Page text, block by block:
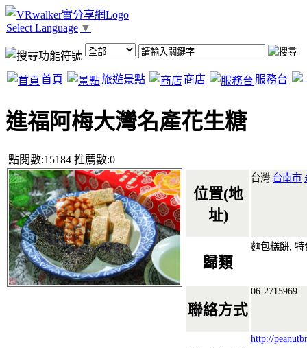
Select Language ▼
首頁 旅遊景點 商店 服務台
進福阿梅大灣名產花生糖
點閱數:15184 推薦數:0
位置(地
址)
台灣. 台南市
歸類
麵包糕餅,
聯絡方式
06-2715969
http://